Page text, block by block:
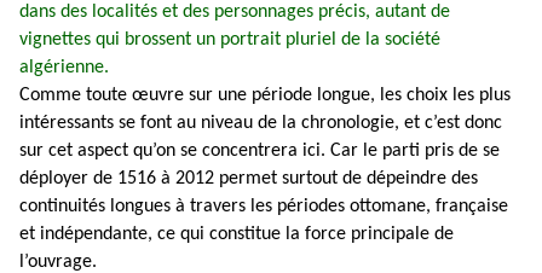
dans des localités et des personnages précis, autant de
vignettes qui brossent un portrait pluriel de la société
algérienne.
Comme toute œuvre sur une période longue, les choix les plus
intéressants se font au niveau de la chronologie, et c’est donc
sur cet aspect qu’on se concentrera ici. Car le parti pris de se
déployer de 1516 à 2012 permet surtout de dépeindre des
continuités longues à travers les périodes ottomane, française
et indépendante, ce qui constitue la force principale de
l’ouvrage.